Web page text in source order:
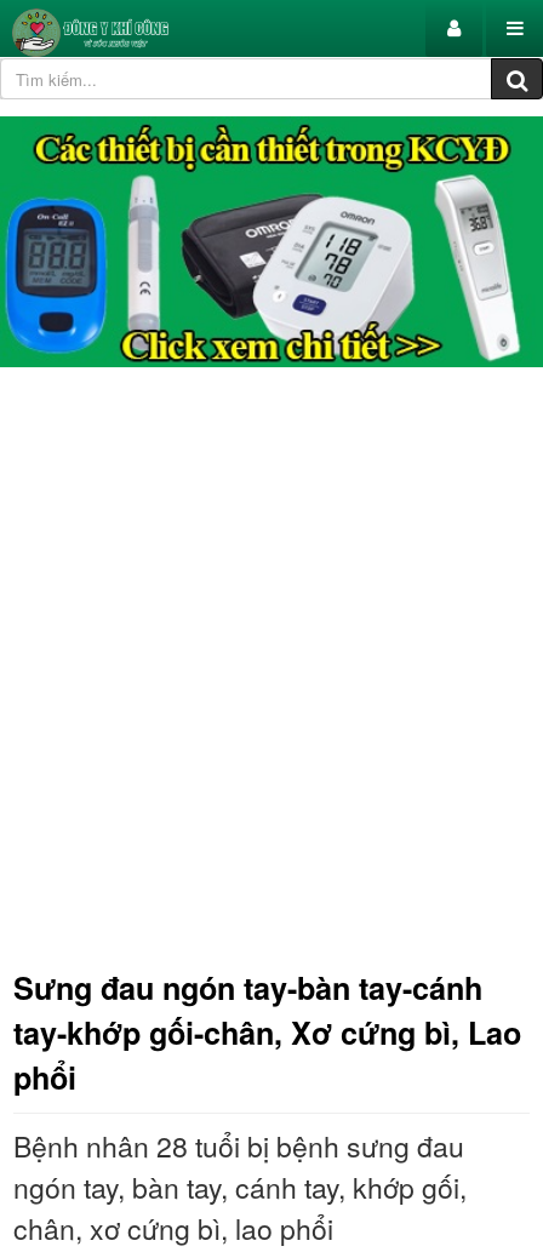
Sưng đau ngón tay-bàn tay-cánh
tay-khớp gối-chân, Xơ cứng bì, Lao
phổi
Bệnh nhân 28 tuổi bị bệnh sưng đau
ngón tay, bàn tay, cánh tay, khớp gối,
chân, xơ cứng bì, lao phổi